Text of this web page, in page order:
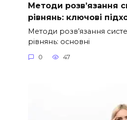
Методи розв’язання
рівнянь: ключові
Методи розв’язання
рівнянь: основні
0 47